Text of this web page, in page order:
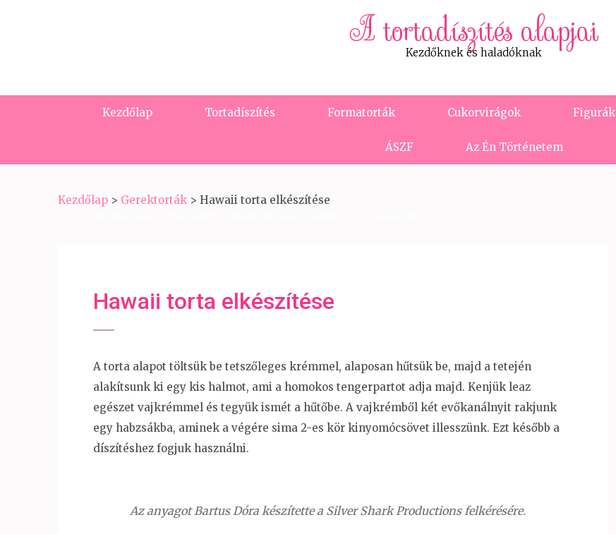
A tortadíszítés alapjai
Kezdőknek és haladóknak
Kezdőlap Tortadíszítés Formatorták Cukorvirágok Figurák
ÁSZF Az Én Történetem
Kezdőlap > Gerektorták > Hawaii torta elkészítése
Hawaii torta elkészítése
A torta alapot töltsük be tetszőleges krémmel, alaposan hűtsük be, majd a tetején
alakítsunk ki egy kis halmot, ami a homokos tengerpartot adja majd. Kenjük leaz
egészet vajkrémmel és tegyük ismét a hűtőbe. A vajkrémből két evőkanálnyit rakjunk
egy habzsákba, aminek a végére sima 2-es kör kinyomócsövet illesszünk. Ezt később a
díszítéshez fogjuk használni.
Az anyagot Bartus Dóra készítette a Silver Shark Productions felkérésére.